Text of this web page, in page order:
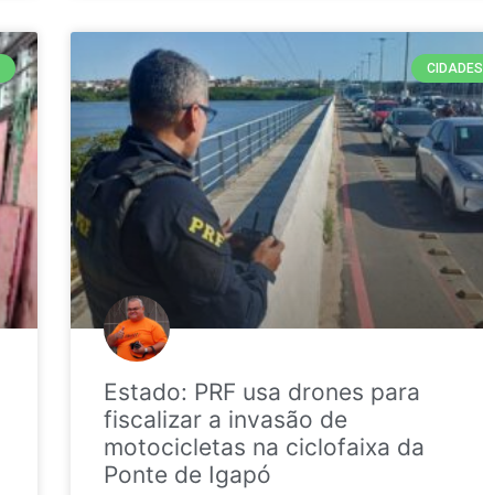
CIDADES
Estado: PRF usa drones para
fiscalizar a invasão de
motocicletas na ciclofaixa da
Ponte de Igapó